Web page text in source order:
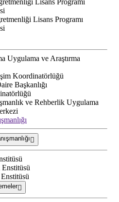
Lisans Programı
Lisans Programı
Uygulama ve Araştırma
Koordinatörlüğü
Başkanlığı
ve Rehberlik Uygulama